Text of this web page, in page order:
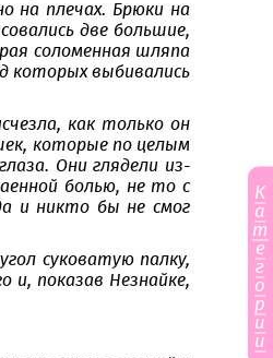
на плечах. Брюки на
две большие,
соломенная шляпа
которых выбивались
как только он
которые по целым
Они глядели из-
болью, не то с
и никто бы не смог
суковатую палку,
и, показав Незнайке,
К
а
т
е
г
о
р
и
и